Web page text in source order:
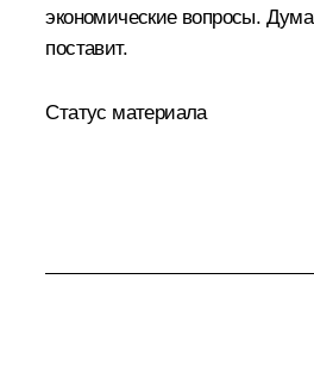
экономические вопросы.
поставит.
Статус материала